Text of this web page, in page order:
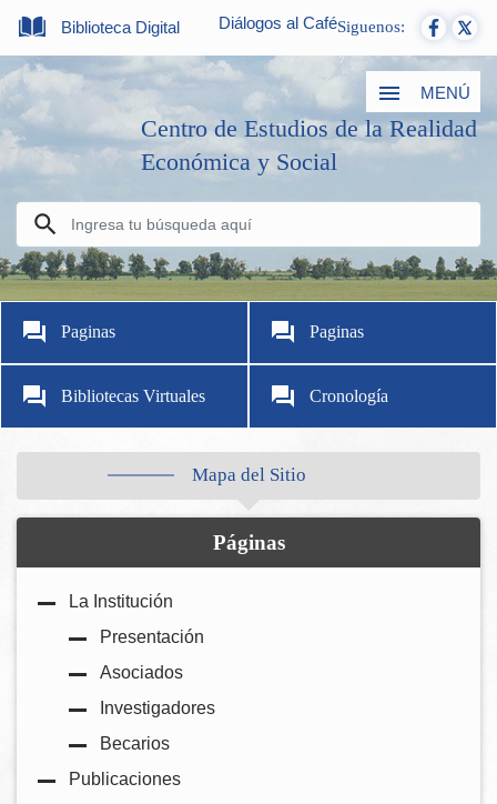
Biblioteca Digital Diálogos al CaféSiguenos:
MENÚ
Centro de Estudios de la Realidad
Económica y Social
Paginas Paginas
Bibliotecas Virtuales Cronología
Mapa del Sitio
Páginas
La Institución
Presentación
Asociados
Investigadores
Becarios
Publicaciones